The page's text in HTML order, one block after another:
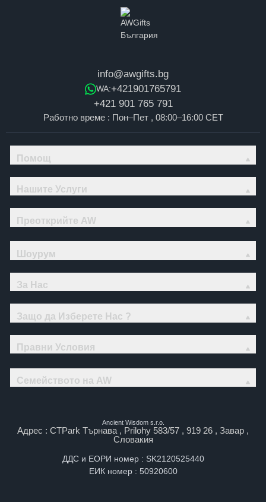
info@awgifts.bg
WA:+421901765791
+421 901 765 791
Работно време : Пон–Пет , 08:00–16:00 CET
Помощ
Нашите Услуги
Преоткрийте AW
Шоурум
За Нас
Защо да Изберете Нас ?
Правни Условия
Семейството на AW
Ancient Wisdom s.r.o.
Адрес : CTPark Търнава , Prilohy 583/57 , 919 26 , Завар ,
Словакия
ДДС и ЕОРИ номер : SK2120525440
ЕИК номер : 50920600